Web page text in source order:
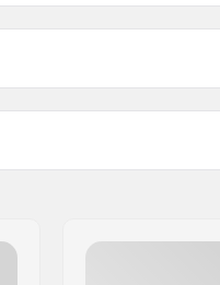
ABEC-5
Schmierfett